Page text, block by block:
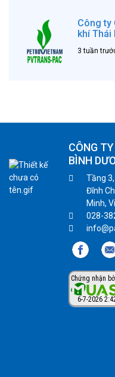
Công ty
khí Thái
3 tuần
CÔNG
BÌNH
Tầng
Đĩnh
Minh,
028-
Chứng nhận
6-7-2026